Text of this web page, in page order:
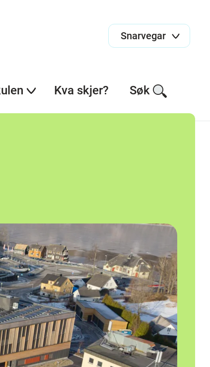
Snarvegar
Kva skjer? Søk